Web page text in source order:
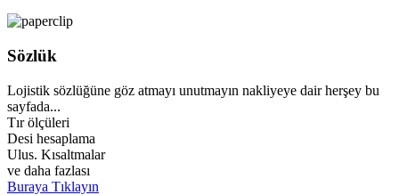
Sözlük
Lojistik sözlüğüne göz atmayı unutmayın nakliyeye dair herşey bu
sayfada...
Tır ölçüleri
Desi hesaplama
Ulus. Kısaltmalar
ve daha fazlası
Buraya Tıklayın